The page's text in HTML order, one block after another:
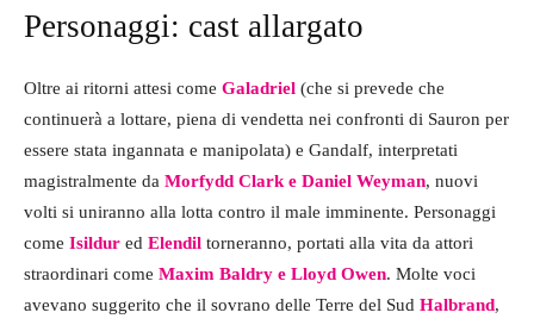
Personaggi: cast allargato
Oltre ai ritorni attesi come Galadriel (che si prevede che
continuerà a lottare, piena di vendetta nei confronti di Sauron per
essere stata ingannata e manipolata) e Gandalf, interpretati
magistralmente da Morfydd Clark e Daniel Weyman, nuovi
volti si uniranno alla lotta contro il male imminente. Personaggi
come Isildur ed Elendil torneranno, portati alla vita da attori
straordinari come Maxim Baldry e Lloyd Owen. Molte voci
avevano suggerito che il sovrano delle Terre del Sud Halbrand,